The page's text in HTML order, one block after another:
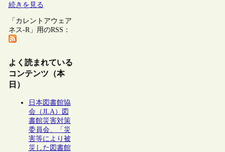
続きを見る
「カレントアウェア
ネス-R」用のRSS：
よく読まれている
コンテンツ（本
日）
日本図書館協
会（JLA）図
書館災害対策
委員会、「災
害等により被
災した図書館